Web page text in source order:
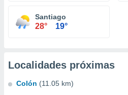
Santiago
28° 19°
Localidades próximas
Colón (11.05 km)